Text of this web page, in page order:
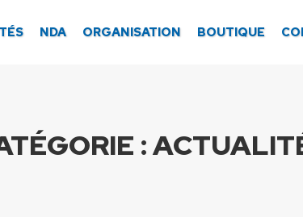
NDA ORGANISATION BOUTIQUE
: